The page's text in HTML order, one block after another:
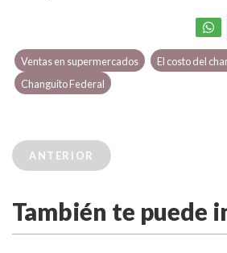
Ventas en supermercados
El costo del
Changuito Federal
ANTERIOR
También te puede